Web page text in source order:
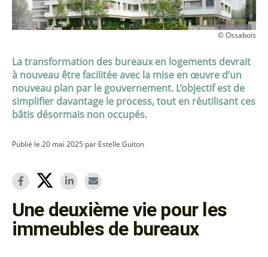
© Ossabois
La transformation des bureaux en logements devrait
à nouveau être facilitée avec la mise en œuvre d’un
nouveau plan par le gouvernement. L’objectif est de
simplifier davantage le process, tout en réutilisant ces
bâtis désormais non occupés.
Publié le 20 mai 2025 par Estelle Guiton
Une deuxième vie pour les
immeubles de bureaux